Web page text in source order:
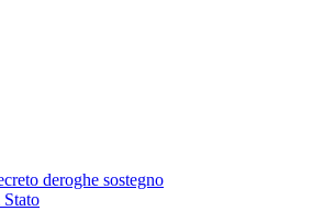
deroghe sostegno